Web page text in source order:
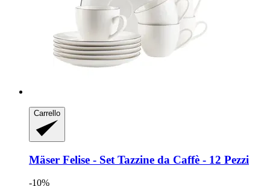
Carrello
Mäser Felise -​ Set Tazzine da Caffè -​ 12 Pezzi
-10%